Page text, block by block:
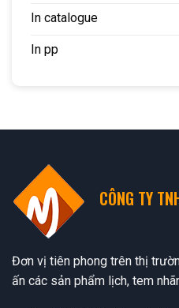
In catalogue
In pp
CÔNG TY
Đơn vị tiên phong trên thị
ấn các sản phẩm lịch, tem